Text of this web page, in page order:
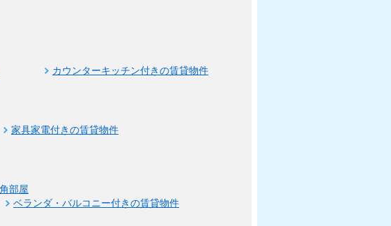
カウンターキッチン付きの賃貸物件
家具家電付きの賃貸物件
角部屋
ベランダ・バルコニー付きの賃貸物件